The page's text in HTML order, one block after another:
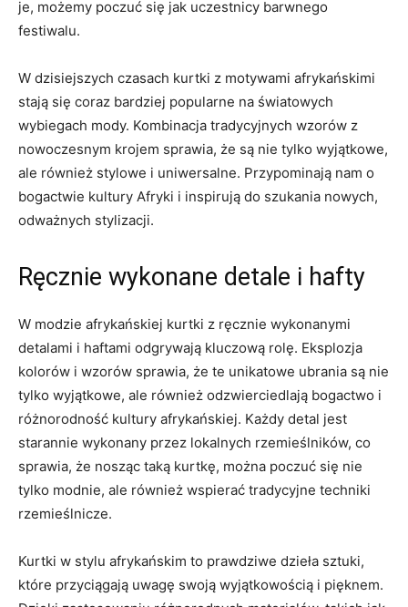
⁢je, możemy poczuć się jak uczestnicy​ barwnego
festiwalu.
W dzisiejszych czasach kurtki z motywami afrykańskimi
stają się coraz bardziej ​popularne na światowych
wybiegach mody. Kombinacja tradycyjnych wzorów z
nowoczesnym krojem sprawia, że są nie tylko‌ wyjątkowe,
ale również ‌stylowe i uniwersalne. Przypominają nam o
‍bogactwie​ kultury ‌Afryki i inspirują do szukania nowych,
odważnych stylizacji.
Ręcznie wykonane detale i hafty
W modzie afrykańskiej kurtki z ręcznie wykonanymi
detalami i haftami odgrywają kluczową rolę. Eksplozja
kolorów i wzorów sprawia, że ⁤te unikatowe ubrania‌ są nie
tylko wyjątkowe, ale również odzwierciedlają bogactwo i
różnorodność kultury afrykańskiej. Każdy‍ detal jest
‍starannie ⁤wykonany przez lokalnych rzemieślników, co
sprawia, że ​nosząc taką kurtkę, można poczuć się ‌nie
tylko modnie, ale również ⁢wspierać tradycyjne techniki
rzemieślnicze.
Kurtki w stylu afrykańskim to prawdziwe ‍dzieła sztuki,​
które przyciągają uwagę swoją wyjątkowością i pięknem.